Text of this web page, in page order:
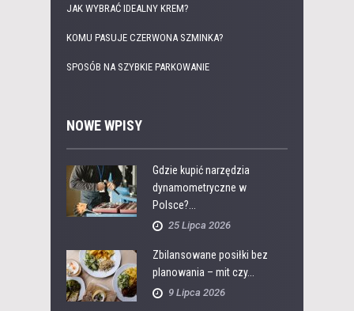
JAK WYBRAĆ IDEALNY KREM?
KOMU PASUJE CZERWONA SZMINKA?
SPOSÓB NA SZYBKIE PARKOWANIE
NOWE WPISY
Gdzie kupić narzędzia
dynamometryczne w
Polsce?...
25 Lipca 2026
Zbilansowane posiłki bez
planowania – mit czy...
9 Lipca 2026